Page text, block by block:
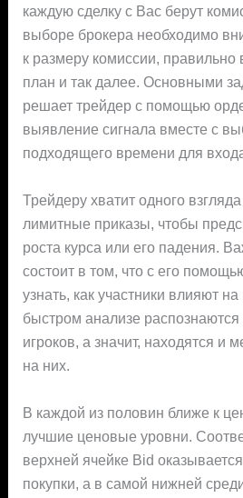
каждую сделку с Вас берут
выборе брокера необходимо
к размеру комиссии,
план и так далее. Основными
решает трейдер с помощью
выявление сигнала вместе с
подходящего времени для
Трейдеру хватит одного
лимитные приказы, чтобы
роста курса или его падения.
состоит в том, что с его
узнать, как участники влияют
быстром анализе
игроков, а значит, находятся и
на них.
В каждой из половин ближе к
лучшие ценовые уровни.
верхней ячейке Bid
покупки, а в самой нижней